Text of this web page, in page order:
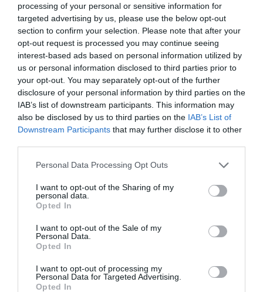
processing of your personal or sensitive information for
targeted advertising by us, please use the below opt-out
section to confirm your selection. Please note that after your
opt-out request is processed you may continue seeing
interest-based ads based on personal information utilized by
us or personal information disclosed to third parties prior to
your opt-out. You may separately opt-out of the further
disclosure of your personal information by third parties on the
IAB’s list of downstream participants. This information may
also be disclosed by us to third parties on the IAB’s List of
Downstream Participants that may further disclose it to other
Personal Data Processing Opt Outs
I want to opt-out of the Sharing of my
personal data.
Opted In
I want to opt-out of the Sale of my
Personal Data.
Opted In
I want to opt-out of processing my
Personal Data for Targeted Advertising.
Opted In